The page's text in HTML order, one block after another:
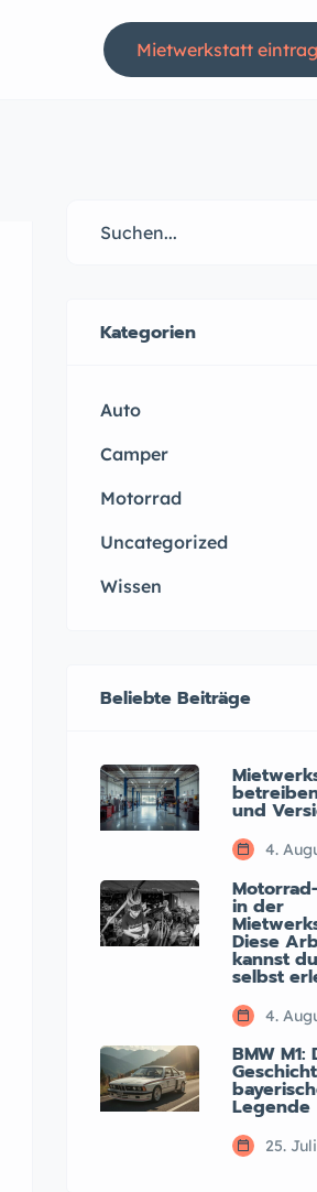
Mietwerkstatt
Kategorien
Auto
Camper
Motorrad
Uncategorized
Wissen
Beliebte Beiträge
und
4.
in der
Diese
kannst
selbst
4.
BMW M1:
Legende
25.